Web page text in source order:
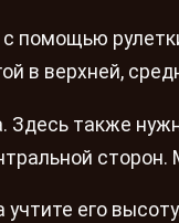
помощью
в верхней,
также
его